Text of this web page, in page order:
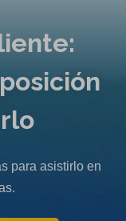
para asistirlo en